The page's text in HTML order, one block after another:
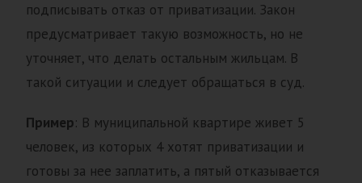
подписывать отказ от приватизации. Закон
предусматривает такую возможность, но не
уточняет, что делать остальным жильцам. В
такой ситуации и следует обращаться в суд.
Пример: В муниципальной квартире живет 5
человек, из которых 4 хотят приватизации и
готовы за нее заплатить, а пятый отказывается